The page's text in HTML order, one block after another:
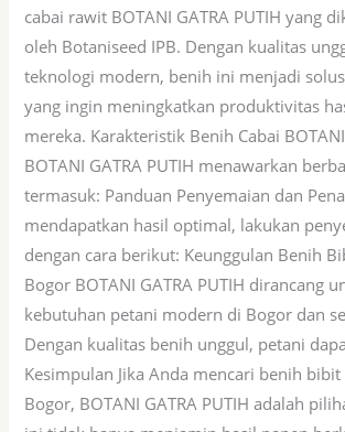
cabai rawit BOTANI GATRA PUTIH yang
oleh Botaniseed IPB. Dengan kualitas
teknologi modern, benih ini menjadi
yang ingin meningkatkan produktivitas
mereka. Karakteristik Benih Cabai BOTANI
BOTANI GATRA PUTIH menawarkan
termasuk: Panduan Penyemaian dan
mendapatkan hasil optimal, lakukan
dengan cara berikut: Keunggulan Benih
Bogor BOTANI GATRA PUTIH dirancang
kebutuhan petani modern di Bogor dan
Dengan kualitas benih unggul, petani
Kesimpulan Jika Anda mencari benih
Bogor, BOTANI GATRA PUTIH adalah